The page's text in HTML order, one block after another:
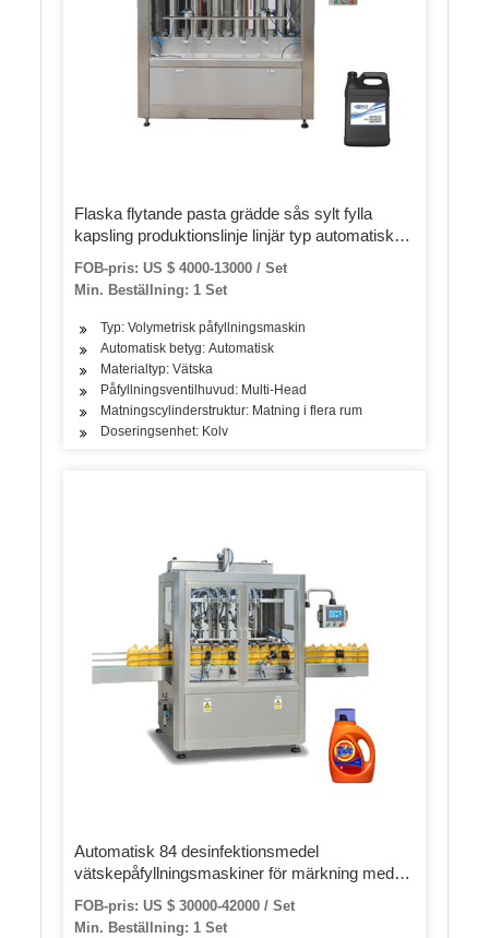
Flaska flytande pasta grädde sås sylt fylla
kapsling produktionslinje linjär typ automatisk 4
munstycke fyllningsmaskin
FOB-pris: US $ 4000-13000 / Set
Min. Beställning: 1 Set
Typ: Volymetrisk påfyllningsmaskin
Automatisk betyg: Automatisk
Materialtyp: Vätska
Påfyllningsventilhuvud: Multi-Head
Matningscylinderstruktur: Matning i flera rum
Doseringsenhet: Kolv
Automatisk 84 desinfektionsmedel
vätskepåfyllningsmaskiner för märkning med
FOB-pris: US $ 30000-42000 / Set
Min. Beställning: 1 Set